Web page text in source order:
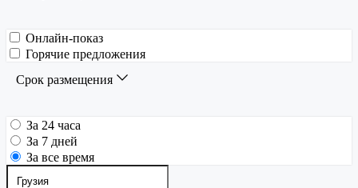
Онлайн-показ
Горячие предложения
Срок размещения
За 24 часа
За 7 дней
За все время